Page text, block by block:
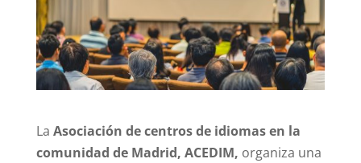
La Asociación de centros de idiomas en la
comunidad de Madrid, ACEDIM, organiza una